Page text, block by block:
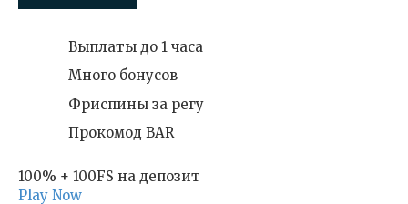
Выплаты до 1 часа
Много бонусов
Фриспины за регу
Прокомод BAR
100% + 100FS на депозит
Play Now